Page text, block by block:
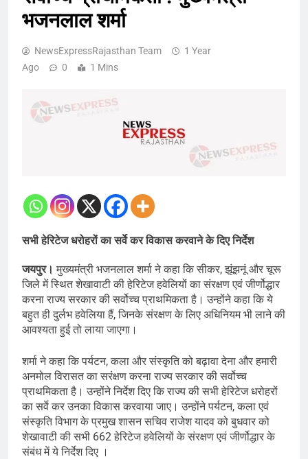
भजनलाल शर्मा
NewsExpressRajasthan Team
1 Year
Ago
0 1 Mins
सभी हेरिटेज धरोहरों का सर्वे कर विकास करवाने के दिए निर्देश
जयपुर।मुख्यमंत्री भजनलाल शर्मा ने कहा कि सीकर, झूंझनूं और चूरू
जिले में स्थित शेखावाटी की हेरिटेज हवेलियों का संरक्षण एवं जीर्णोद्धार
करना राज्य सरकार की सर्वोच्च प्राथमिकता है। उन्होंने कहा कि ये
बहुत ही दुर्लभ हवेलिया हैं, जिनके संरक्षण के लिए अधिनियम भी लाने की
आवश्यता हुई तो लाया जाएगा।
शर्मा ने कहा कि पर्यटन, कला और संस्कृति को बढ़ावा देना और हमारी
अनमोल विरासत का सरंक्षण करना राज्य सरकार की सर्वोच्च
प्राथमिकता है। उन्होंने निर्देश दिए कि राज्य की सभी हेरिटेज धरोहरों
का सर्वे कर उनका विकास करवाया जाए। उन्होंने पर्यटन, कला एवं
संस्कृति विभाग के प्रमुख शासन सचिव राजेश यादव को बुधवार को
शेखावाटी की सभी 662 हेरिटेज हवेलियों के संरक्षण एवं जीर्णोद्धार के
संबंध में ये निर्देश दिए ।